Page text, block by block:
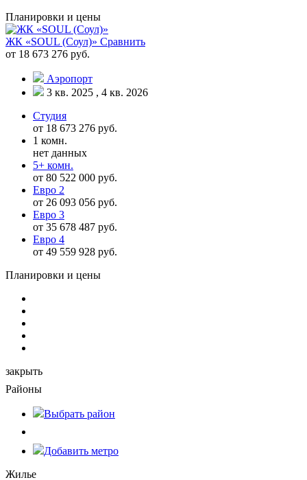
Планировки и цены
ЖК «SOUL (Соул)» Сравнить
от 18 673 276 руб.
Аэропорт
3 кв. 2025 , 4 кв. 2026
Студия
от 18 673 276 руб.
1 комн.
нет данных
5+ комн.
от 80 522 000 руб.
Евро 2
от 26 093 056 руб.
Евро 3
от 35 678 487 руб.
Евро 4
от 49 559 928 руб.
Планировки и цены
закрыть
Районы
Выбрать район
Добавить метро
Жилье